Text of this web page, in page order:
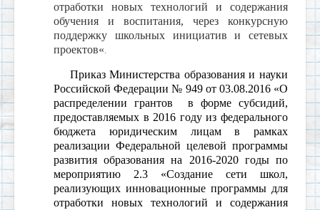
отработки
новых технологий и содержания
обучения и воспитания, через
конкурсную
поддержку
школьных инициатив и сетевых
проектов«.
ПриказМинистерства образованияинауки
Российской Федерации № 949 от03.08.2016 «О
распределении
грантов в форме субсидий,
предоставляемых в 2016 году из федерального
бюджета
юридическим лицамв рамках
реализации Федеральной целевой программы
развития образования на 2016-2020 годы по
мероприятию 2.3 «Создание сети школ,
реализующих инновационные программы для
отработки
новых технологий и содержания